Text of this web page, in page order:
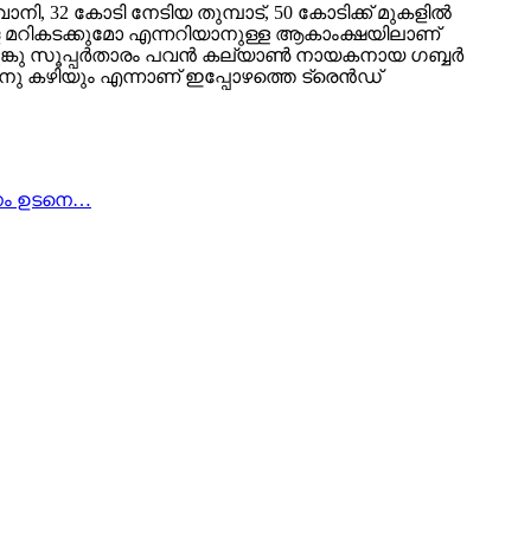
32 കോടി നേടിയ തുമ്പാട്, 50 കോടിക്ക് മുകളിൽ
മറികടക്കുമോ എന്നറിയാനുള്ള ആകാംക്ഷയിലാണ്
സൂപ്പർതാരം പവൻ കല്യാൺ നായകനായ ഗബ്ബർ
കഴിയും എന്നാണ് ഇപ്പോഴത്തെ ട്രെൻഡ്
ഉടനെ…